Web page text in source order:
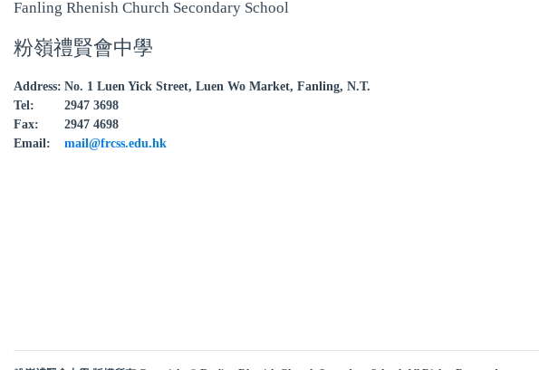
Fanling Rhenish Church Secondary School
粉嶺禮賢會中學
Address: No. 1 Luen Yick Street, Luen Wo Market, Fanling, N.T.
Tel:
2947 3698
Fax:
2947 4698
Email:
mail@frcss.edu.hk